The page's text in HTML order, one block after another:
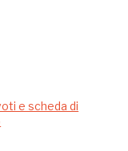
e scheda di